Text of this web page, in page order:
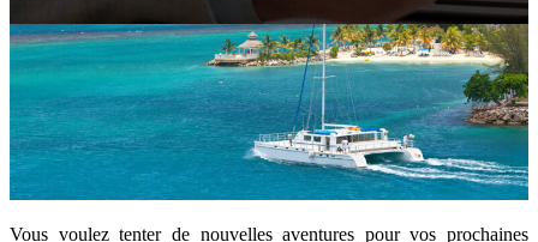
Vous voulez tenter de nouvelles aventures pour vos prochaines